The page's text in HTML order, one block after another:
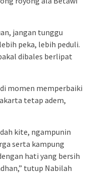
jangan tunggu
peka, lebih peduli.
dibales berlipat
momen memperbaiki
tetap adem,
kite, ngampunin
serta kampung
hati yang bersih
tutup Nabilah